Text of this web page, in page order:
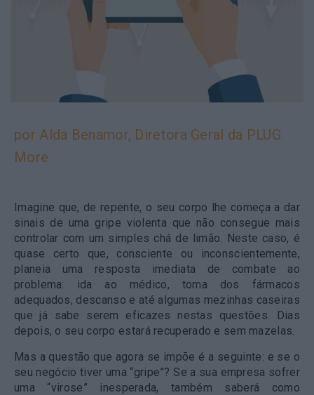
por Alda Benamor, Diretora Geral da PLUG
More
Imagine que, de repente, o seu corpo lhe começa a dar
sinais de uma gripe violenta que não consegue mais
controlar com um simples chá de limão. Neste caso, é
quase certo que, consciente ou inconscientemente,
planeia uma resposta imediata de combate ao
problema: ida ao médico, toma dos fármacos
adequados, descanso e até algumas mezinhas caseiras
que já sabe serem eficazes nestas questões. Dias
depois, o seu corpo estará recuperado e sem mazelas.
Mas a questão que agora se impõe é a seguinte: e se o
seu negócio tiver uma “gripe”? Se a sua empresa sofrer
uma “virose” inesperada, também saberá como